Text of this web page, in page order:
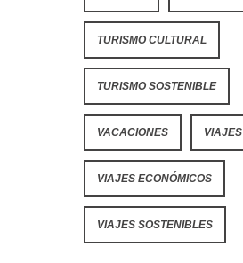
TURISMO CULTURAL
TURISMO SOSTENIBLE
VACACIONES VIAJES
VIAJES ECONÓMICOS
VIAJES SOSTENIBLES